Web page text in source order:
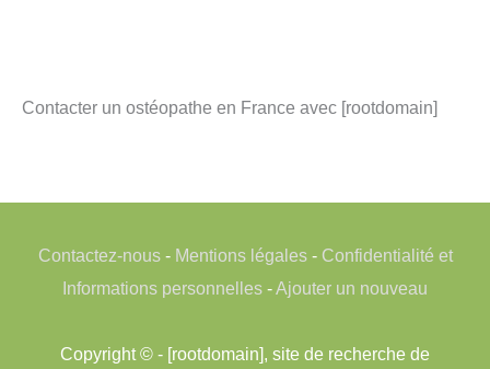
Contacter un ostéopathe en France avec [rootdomain]
Contactez-nous- Mentions légales- Confidentialité et
Informations personnelles -Ajouter un nouveau
Copyright © - [rootdomain], site de recherche de